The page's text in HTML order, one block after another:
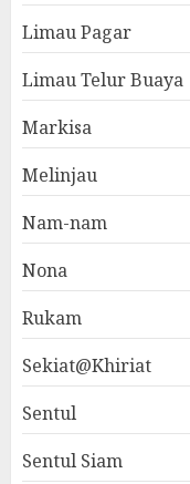
Limau Pagar
Limau Telur Buaya
Markisa
Melinjau
Nam-nam
Nona
Rukam
Sekiat@Khiriat
Sentul
Sentul Siam